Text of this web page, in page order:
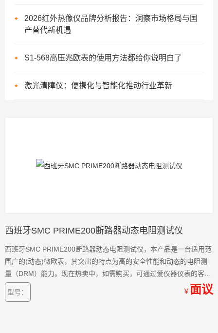
2026红外热像仪品牌分析报告：洞察市场格局与国
产替代新机遇
S1-568高压兆欧表的使用方法都给你说明白了
激光清障仪：便携化与智能化推动行业革新
西班牙SMC PRIME200断路器动态电阻测试仪
西班牙SMC PRIME200断路器动态电阻测试仪，本产品是一台适用范
围广的(动态)微欧表，其突出的特点为高的安全性能和动态的电阻测
量（DRM）能力。现在热卖中，如需购买，可通过爱仪器仪表的客服
热线联系我们！
型号：
￥ 面议